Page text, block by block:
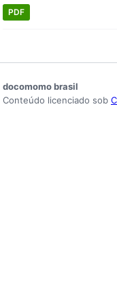
PDF
docomomo brasil
Conteúdo licenciado sob